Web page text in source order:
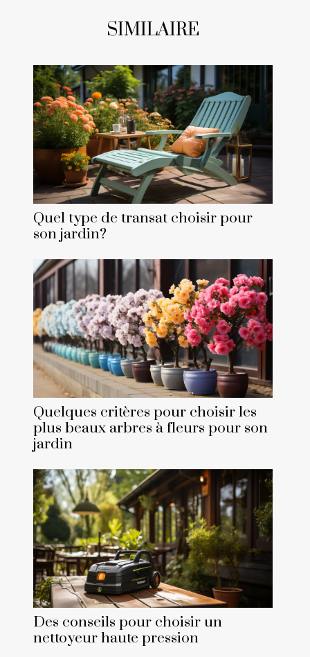
SIMILAIRE
Quel type de transat choisir pour
son jardin?
Quelques critères pour choisir les
plus beaux arbres à fleurs pour son
jardin
Des conseils pour choisir un
nettoyeur haute pression